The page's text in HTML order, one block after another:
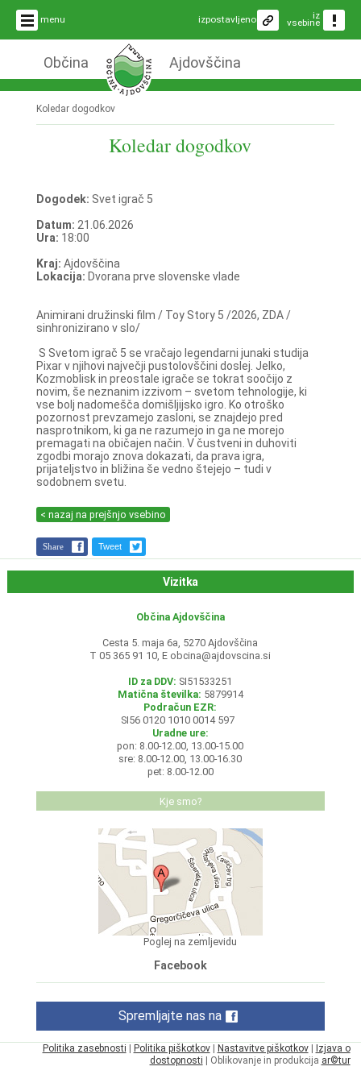
menu iz
vsebine
izpostavljeno
Občina Ajdovščina
Koledar dogodkov
Koledar dogodkov
Dogodek: Svet igrač 5
Datum: 21.06.2026
Ura: 18:00
Kraj: Ajdovščina
Lokacija: Dvorana prve slovenske vlade
Animirani družinski film / Toy Story 5 /2026, ZDA /
sinhronizirano v slo/
S Svetom igrač 5 se vračajo legendarni junaki studija
Pixar v njihovi največji pustolovščini doslej. Jelko,
Kozmoblisk in preostale igrače se tokrat soočijo z
novim, še neznanim izzivom – svetom tehnologije, ki
vse bolj nadomešča domišljijsko igro. Ko otroško
pozornost prevzamejo zasloni, se znajdejo pred
nasprotnikom, ki ga ne razumejo in ga ne morejo
premagati na običajen način. V čustveni in duhoviti
zgodbi morajo znova dokazati, da prava igra,
prijateljstvo in bližina še vedno štejejo – tudi v
sodobnem svetu.
< nazaj na prejšnjo vsebino
Share Tweet
Vizitka
Občina Ajdovščina
Cesta 5. maja 6a, 5270 Ajdovščina
T 05 365 91 10, E obcina@ajdovscina.si
ID za DDV: SI51533251
Matična številka: 5879914
Podračun EZR:
SI56 0120 1010 0014 597
Uradne ure:
pon: 8.00-12.00, 13.00-15.00
sre: 8.00-12.00, 13.00-16.30
pet: 8.00-12.00
Kje smo?
Poglej na zemljevidu
Facebook
Spremljajte nas na
Politika zasebnosti Politika piškotkov| Nastavitve piškotkov|
Izjava o
dostopnosti | Oblikovanje in produkcija ar©tur